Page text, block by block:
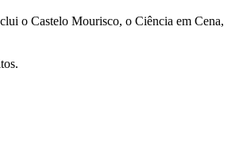
o Castelo Mourisco, o Ciência em Cena,